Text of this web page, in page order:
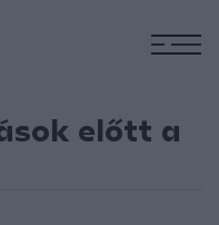
előtt a